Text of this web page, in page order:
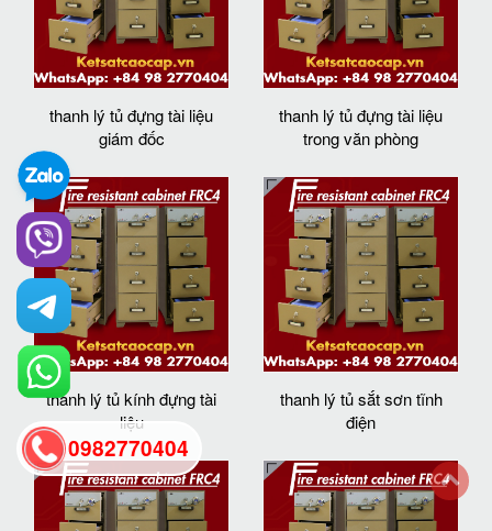
thanh lý tủ đựng tài liệu
giám đốc
thanh lý tủ đựng tài liệu
trong văn phòng
thanh lý tủ kính đựng tài
liệu
thanh lý tủ sắt sơn tĩnh
điện
0982770404
back